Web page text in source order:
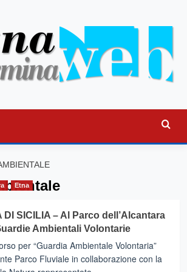
Etna
DI SICILIA – Al Parco dell’Alcantara
Ambientali Volontarie
“Guardia Ambientale Volontaria”
Parco Fluviale in collaborazione con la